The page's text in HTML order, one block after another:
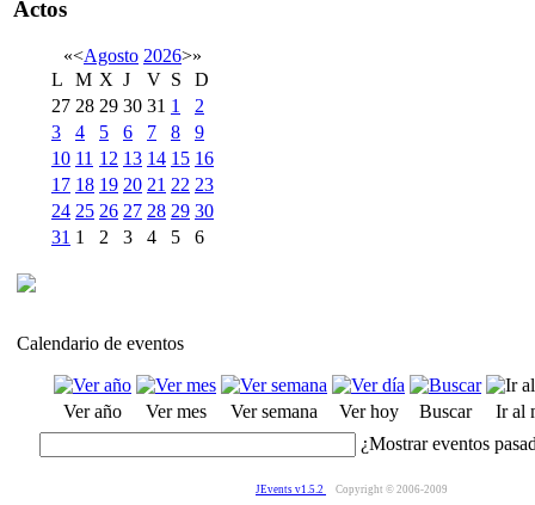
Actos
«<Agosto 2026>»
L
M X J V S
D
27 28 29 30 31 1
2
3
4 5 6 7 8
9
10 11 12 13 14 15 16
17 18 19 20 21 22 23
24 25 26 27 28 29 30
31 1 2 3 4 5 6
Calendario de eventos
Ver año Ver mes Ver semana Ver hoy Buscar
Ir al
¿Mostrar eventos
JEvents v1.5.2 Copyright © 2006-2009